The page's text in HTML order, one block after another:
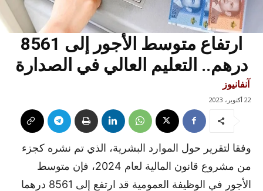
ارتفاع متوسط الأجور إلى 8561
درهم.. التعليم العالي في الصدارة
آنفانيوز
22 أكتوبر، 2023
وفقا لتقرير حول الموارد البشرية، الذي تم نشره كجزء
من مشروع قانون المالية لعام 2024، فإن متوسط
الأجور في الوظيفة العمومية قد ارتفع إلى 8561 درهما